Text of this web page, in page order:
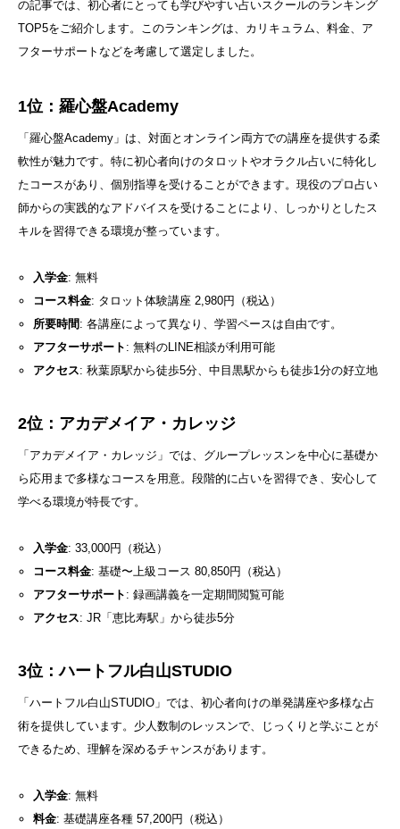
の記事では、初心者にとっても学びやすい占いスクールのランキング
TOP5をご紹介します。このランキングは、カリキュラム、料金、ア
フターサポートなどを考慮して選定しました。
1位：羅心盤Academy
「羅心盤Academy」は、対面とオンライン両方での講座を提供する柔
軟性が魅力です。特に初心者向けのタロットやオラクル占いに特化し
たコースがあり、個別指導を受けることができます。現役のプロ占い
師からの実践的なアドバイスを受けることにより、しっかりとしたス
キルを習得できる環境が整っています。
入学金: 無料
コース料金: タロット体験講座 2,980円（税込）
所要時間 : 各講座によって異なり、学習ペースは自由です。
アフターサポート : 無料のLINE相談が利用可能
アクセス: 秋葉原駅から徒歩5分、中目黒駅からも徒歩1分の好立地
2位：アカデメイア・カレッジ
「アカデメイア・カレッジ」では、グループレッスンを中心に基礎か
ら応用まで多様なコースを用意。段階的に占いを習得でき、安心して
学べる環境が特長です。
入学金: 33,000円（税込）
コース料金: 基礎〜上級コース 80,850円（税込）
アフターサポート : 録画講義を一定期間閲覧可能
アクセス: JR「恵比寿駅」から徒歩5分
3位：ハートフル白山STUDIO
「ハートフル白山STUDIO」では、初心者向けの単発講座や多様な占
術を提供しています。少人数制のレッスンで、じっくりと学ぶことが
できるため、理解を深めるチャンスがあります。
入学金: 無料
料金: 基礎講座各種 57,200円（税込）